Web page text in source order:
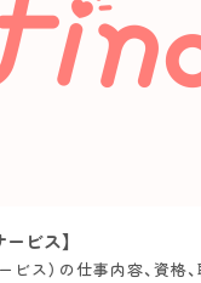
ビス】
ビス）の仕事内容、資格